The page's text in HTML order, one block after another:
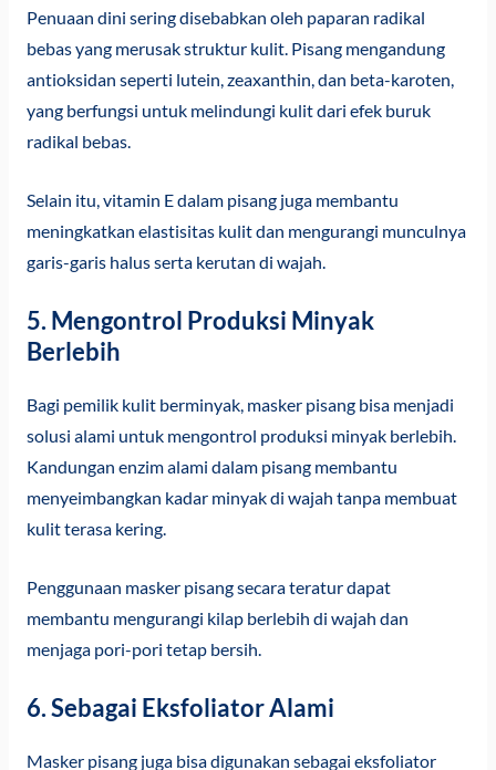
Penuaan dini sering disebabkan oleh paparan radikal
bebas yang merusak struktur kulit. Pisang mengandung
antioksidan seperti lutein, zeaxanthin, dan beta-karoten,
yang berfungsi untuk melindungi kulit dari efek buruk
radikal bebas.
Selain itu, vitamin E dalam pisang juga membantu
meningkatkan elastisitas kulit dan mengurangi munculnya
garis-garis halus serta kerutan di wajah.
5. Mengontrol Produksi Minyak
Berlebih
Bagi pemilik kulit berminyak, masker pisang bisa menjadi
solusi alami untuk mengontrol produksi minyak berlebih.
Kandungan enzim alami dalam pisang membantu
menyeimbangkan kadar minyak di wajah tanpa membuat
kulit terasa kering.
Penggunaan masker pisang secara teratur dapat
membantu mengurangi kilap berlebih di wajah dan
menjaga pori-pori tetap bersih.
6. Sebagai Eksfoliator Alami
Masker pisang juga bisa digunakan sebagai eksfoliator